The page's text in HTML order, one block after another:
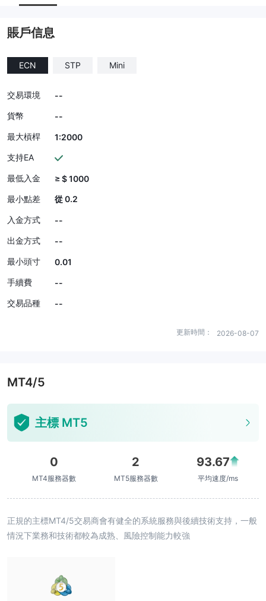
賬戶信息
ECN STP Mini
交易環境
--
貨幣
--
最大槓桿
1:2000
支持EA
最低入金
≥ $ 1000
最小點差
從 0.2
入金方式
--
出金方式
--
最小頭寸
0.01
手續費
--
交易品種
--
更新時間： 2026-08-07
MT4/5
主標 MT5
0
MT4服務器數
2
MT5服務器數
93.67
平均速度/ms
正規的主標MT4/5交易商會有健全的系統服務與後續技術支持，一般
情況下業務和技術都較為成熟、風險控制能力較強